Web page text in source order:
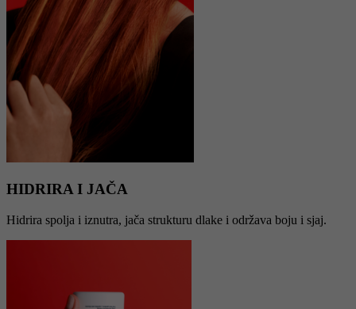
HIDRIRA I JAČA
Hidrira spolja i iznutra, jača strukturu dlake i održava boju i sjaj.